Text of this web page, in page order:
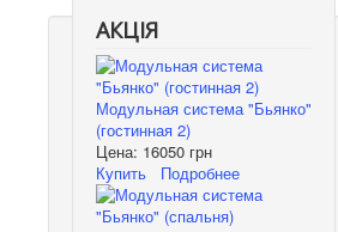
АКЦІЯ
Модульная система "Бьянко"
(гостинная 2)
Цена: 16050 грн
Купить
Подробнее